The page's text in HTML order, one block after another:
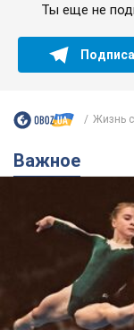
Ты еще не
Жизнь
Важное